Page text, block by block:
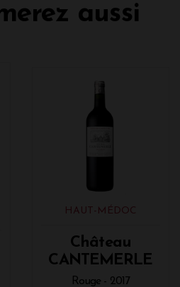
aussi
HAUT-MÉDOC
Château
CANTEMERLE
Rouge - 2017